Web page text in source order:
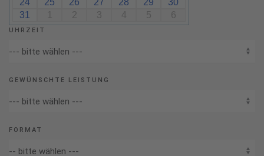
24
25 26 27 28 29
30
31
2 3 4 5 6
UHRZEIT
GEWÜNSCHTE LEISTUNG
FORMAT